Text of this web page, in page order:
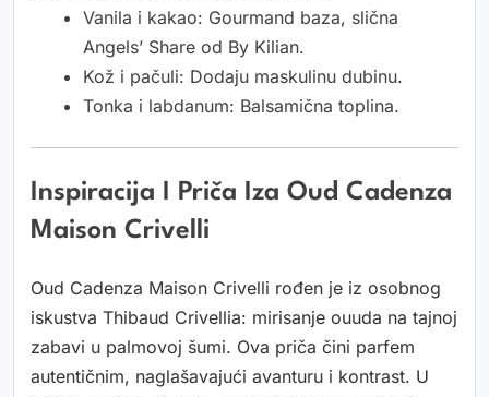
Vanila i kakao: Gourmand baza, slična
Angels’ Share od By Kilian.
Kož i pačuli: Dodaju maskulinu dubinu.
Tonka i labdanum: Balsamična toplina.
Inspiracija I Priča Iza Oud Cadenza
Maison Crivelli
Oud Cadenza Maison Crivelli rođen je iz osobnog
iskustva Thibaud Crivellia: mirisanje ouuda na tajnoj
zabavi u palmovoj šumi. Ova priča čini parfem
autentičnim, naglašavajući avanturu i kontrast. U